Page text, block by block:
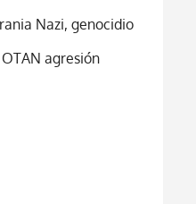
Nazi, genocidio
agresión